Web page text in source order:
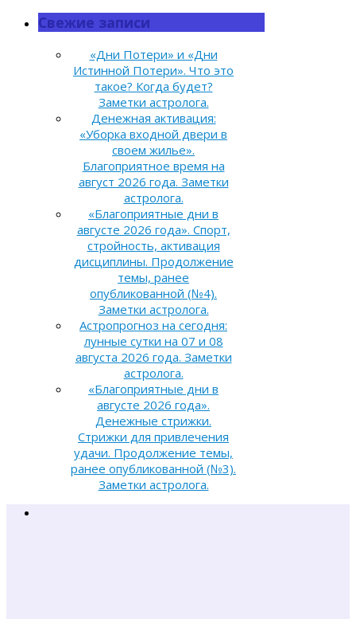
Свежие записи
«Дни Потери» и «Дни
Истинной Потери». Что это
такое? Когда будет?
Заметки астролога.
Денежная активация:
«Уборка входной двери в
своем жилье».
Благоприятное время на
август 2026 года. Заметки
астролога.
«Благоприятные дни в
августе 2026 года». Спорт,
стройность, активация
дисциплины. Продолжение
темы, ранее
опубликованной (№4).
Заметки астролога.
Астропрогноз на сегодня:
лунные сутки на 07 и 08
августа 2026 года. Заметки
астролога.
«Благоприятные дни в
августе 2026 года».
Денежные стрижки.
Стрижки для привлечения
удачи. Продолжение темы,
ранее опубликованной (№3).
Заметки астролога.